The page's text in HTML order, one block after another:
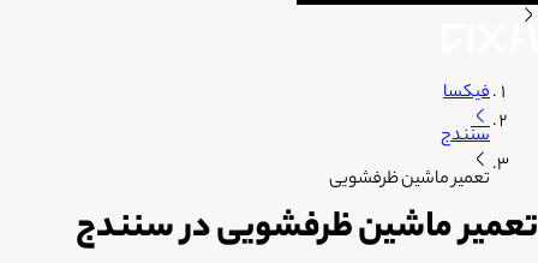
فیکسا
سنندج
تعمیر ماشین ظرفشویی
تعمیر ماشین ظرفشویی در سنندج